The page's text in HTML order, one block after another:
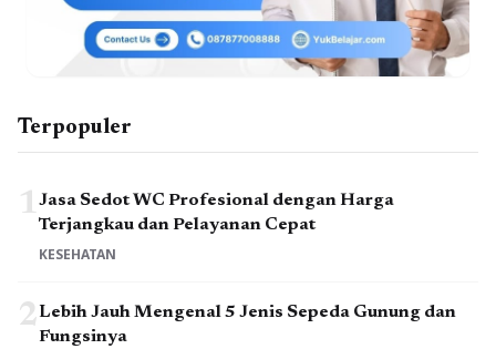
Terpopuler
1Jasa Sedot WC Profesional dengan Harga
Terjangkau dan Pelayanan Cepat
KESEHATAN
2Lebih Jauh Mengenal 5 Jenis Sepeda Gunung dan
Fungsinya